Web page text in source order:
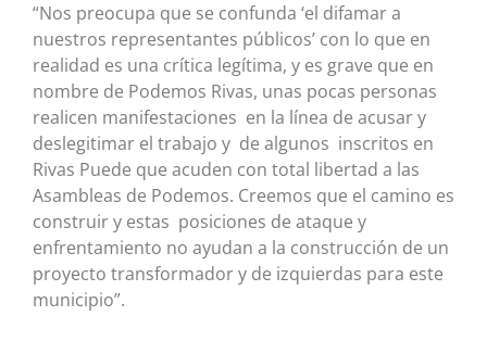
“Nos preocupa que se confunda ‘el difamar a
nuestros representantes públicos’ con lo que en
realidad es una crítica legítima, y es grave que en
nombre de Podemos Rivas, unas pocas personas
realicen manifestaciones en la línea de acusar y
deslegitimar el trabajo y de algunos inscritos en
Rivas Puede que acuden con total libertad a las
Asambleas de Podemos. Creemos que el camino es
construir y estas posiciones de ataque y
enfrentamiento no ayudan a la construcción de un
proyecto transformador y de izquierdas para este
municipio”.